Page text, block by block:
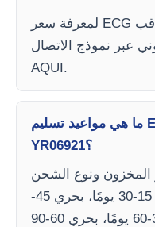
لمعرفة سعر ECG مراقب YR06920 - YR06921،
عبر نموذج الاتصال
AQUI.
ما هي مواعيد تسليم ECG مراقب YR06920 -
YR06921؟
المخزون ونوع الشحن
(جوي أو بحري). متوفر: جوي 15-30 يومًا، بحري 45-
60 يومًا. غير متوفر: جوي 30-60 يومًا، بحري 60-90